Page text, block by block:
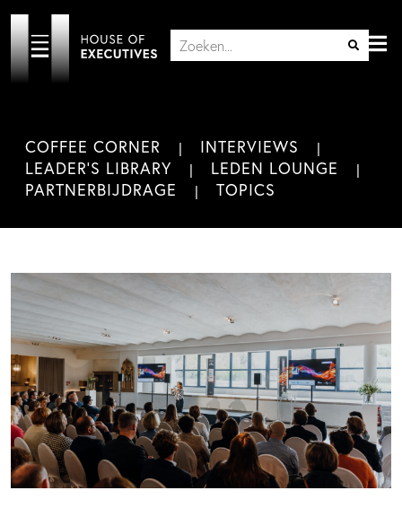
COFFEE CORNER
INTERVIEWS
LEADER'S LIBRARY
LEDEN LOUNGE
PARTNERBIJDRAGE
TOPICS